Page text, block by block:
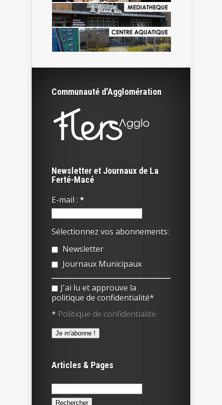
Communauté d'Agglomération
Newsletter et Journaux de La
Ferté-Macé
E-mail : *
Sélectionnez vos abonnements:
Newsletter
Journaux Municipaux
J'ai lu et approuve la
politique de confidentialité*
* Politique de confidentialité
Articles & Pages
Rechercher :